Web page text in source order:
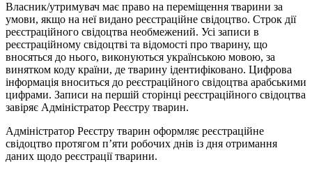
Власник/утримувач має право на переміщення тварини за
умови, якщо на неї видано реєстраційне свідоцтво. Строк дії
реєстраційного свідоцтва необмежений. Усі записи в
реєстраційному свідоцтві та відомості про тварину, що
вносяться до нього, виконуються українською мовою, за
винятком коду країни, де тварину ідентифіковано. Цифрова
інформація вноситься до реєстраційного свідоцтва арабськими
цифрами. Записи на першій сторінці реєстраційного свідоцтва
завіряє Адміністратор Реєстру тварин.
Адміністратор Реєстру тварин оформляє реєстраційне
свідоцтво протягом п’яти робочих днів із дня отримання
даних щодо реєстрації тварини.